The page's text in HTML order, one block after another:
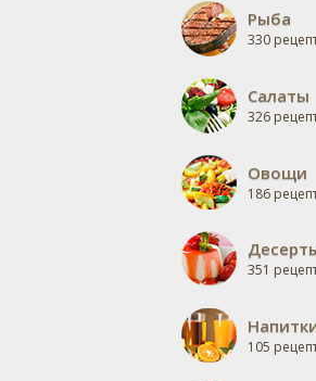
Рыба
330
Салаты
326
Овощи
186
351
105